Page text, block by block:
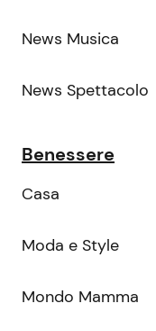
News Musica
News Spettacolo
Benessere
Casa
Moda e Style
Mondo Mamma